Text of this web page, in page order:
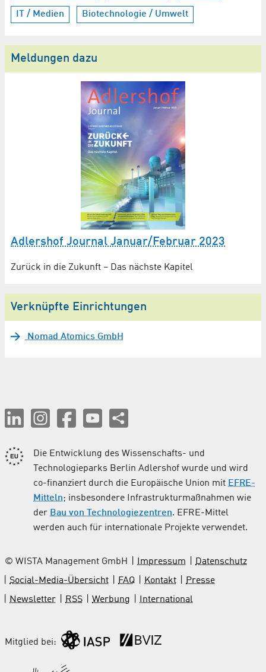
IT / Medien Biotechnologie / Umwelt
Meldungen dazu
Adlershof Journal Januar/Februar 2023
Zurück in die Zukunft – Das nächste Kapitel
Verknüpfte Einrichtungen
Nomad Atomics GmbH
Die Entwicklung des Wissenschafts- und
Technologieparks Berlin Adlershof wurde und wird
co-finanziert durch die Europäische Union mit EFRE-
Mitteln; insbesondere Infrastrukturmaßnahmen wie
der Bau von Technologiezentren. EFRE-Mittel
werden auch für internationale Projekte verwendet.
© WISTA Management GmbH Impressum
Datenschutz
Social-Media-Übersicht
FAQ Kontakt
Presse
Newsletter
RSS Werbung International
Mitglied bei: